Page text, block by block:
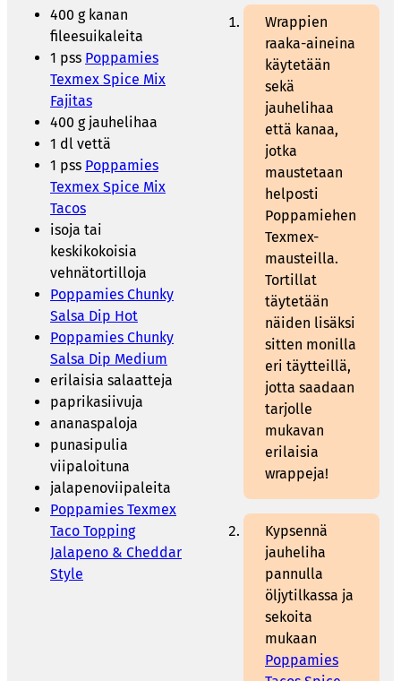
400 g kanan
fileesuikaleita
1 pss Poppamies
Texmex Spice Mix
Fajitas
400 g jauhelihaa
1 dl vettä
1 pss Poppamies
Texmex Spice Mix
Tacos
isoja tai
keskikokoisia
vehnätortilloja
Poppamies Chunky
Salsa Dip Hot
Poppamies Chunky
Salsa Dip Medium
erilaisia salaatteja
paprikasiivuja
ananaspaloja
punasipulia
viipaloituna
jalapenoviipaleita
Poppamies Texmex
Taco Topping
Jalapeno & Cheddar
Style
Wrappien
raaka-aineina
käytetään
sekä
jauhelihaa
että kanaa,
jotka
maustetaan
helposti
Poppamiehen
Texmex-
mausteilla.
Tortillat
täytetään
näiden lisäksi
sitten monilla
eri täytteillä,
jotta saadaan
tarjolle
mukavan
erilaisia
wrappeja!
Kypsennä
jauheliha
pannulla
öljytilkassa ja
sekoita
mukaan
Poppamies